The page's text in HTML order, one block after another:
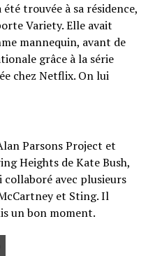
trouvée à sa résidence,
Variety. Elle avait
mannequin, avant de
grâce à la série
chez Netflix. On lui
Parsons Project et
Heights de Kate Bush,
collaboré avec plusieurs
et Sting. Il
un bon moment.